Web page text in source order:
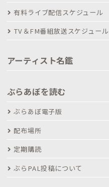
有料ライブ配信スケジュール
TV＆FM番組放送スケジュール
アーティスト名鑑
ぶらあぼを読む
ぶらあぼ電子版
配布場所
定期購読
ぶらPAL投稿について